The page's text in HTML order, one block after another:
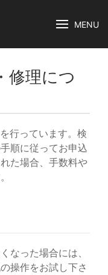
MENU
修理につ
行っています。検
順に従ってお申込
た場合、手数料や
なった場合には、
操作をお試し下さ